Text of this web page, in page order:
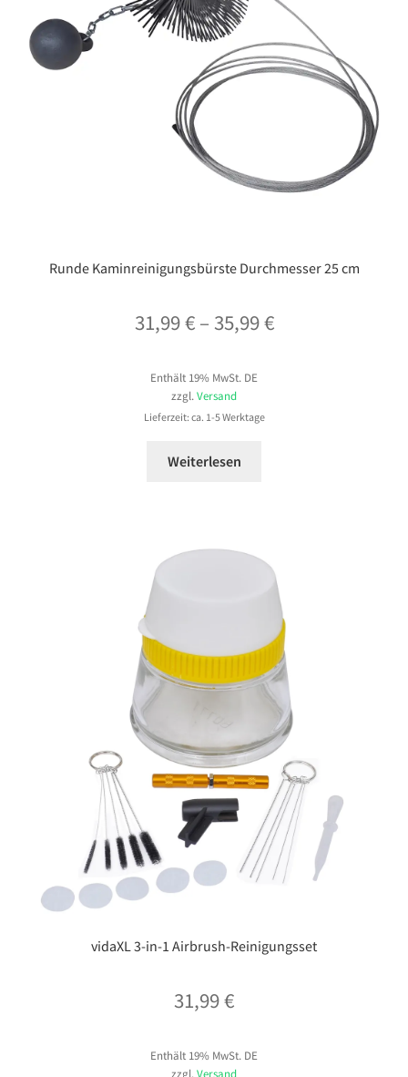
Runde Kaminreinigungsbürste Durchmesser 25 cm
31,99€ – 35,99€Preisspanne:
Enthält 19% MwSt. DE
zzgl. Versand
Lieferzeit: ca. 1-5 Werktage
Weiterlesen
vidaXL 3-in-1 Airbrush-Reinigungsset
31,99€
Enthält 19% MwSt. DE
zzgl. Versand